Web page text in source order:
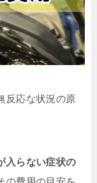
反応な状況の原
入らない症状の